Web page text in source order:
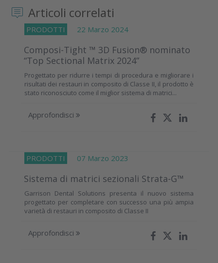
Articoli correlati
PRODOTTI 22 Marzo 2024
Composi-Tight ™ 3D Fusion® nominato
“Top Sectional Matrix 2024”
Progettato per ridurre i tempi di procedura e migliorare i
risultati dei restauri in composito di Classe II, il prodotto è
stato riconosciuto come il miglior sistema di matrici...
Approfondisci
PRODOTTI 07 Marzo 2023
Sistema di matrici sezionali Strata-G™
Garrison Dental Solutions presenta il nuovo sistema
progettato per completare con successo una più ampia
varietà di restauri in composito di Classe II
Approfondisci